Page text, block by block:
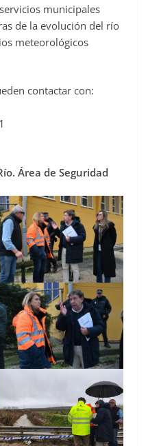
municipales
de la evolución del río
meteorológicos
contactar con:
Área de Seguridad